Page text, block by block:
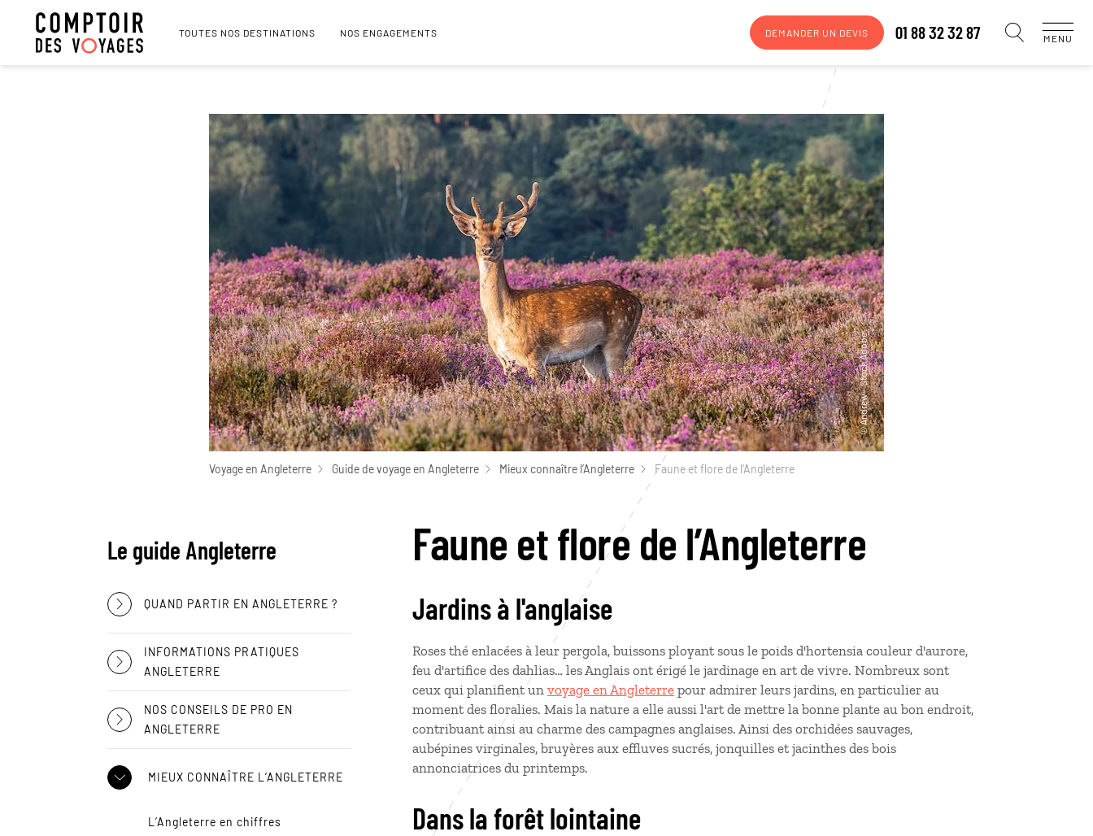
TOUTES NOS DESTINATIONS NOS ENGAGEMENTS DEMANDER UN DEVIS 01 88 32 32 87 MENU
Voyage en Angleterre Guide de voyage en Angleterre Mieux connaître l’Angleterre Faune et flore de l’Angleterre
Le guide Angleterre
QUAND PARTIR EN ANGLETERRE ?
INFORMATIONS PRATIQUES
ANGLETERRE
NOS CONSEILS DE PRO EN
ANGLETERRE
MIEUX CONNAÎTRE L’ANGLETERRE
L’Angleterre en chiffres
Faune et flore de l’Angleterre
Jardins à l'anglaise
Roses thé enlacées à leur pergola, buissons ployant sous le poids d'hortensia couleur d'aurore,
feu d'artifice des dahlias… les Anglais ont érigé le jardinage en art de vivre. Nombreux sont
ceux qui planifient un voyage en Angleterre pour admirer leurs jardins, en particulier au
moment des floralies. Mais la nature a elle aussi l'art de mettre la bonne plante au bon endroit,
contribuant ainsi au charme des campagnes anglaises. Ainsi des orchidées sauvages,
aubépines virginales, bruyères aux effluves sucrés, jonquilles et jacinthes des bois
annonciatrices du printemps.
Dans la forêt lointaine